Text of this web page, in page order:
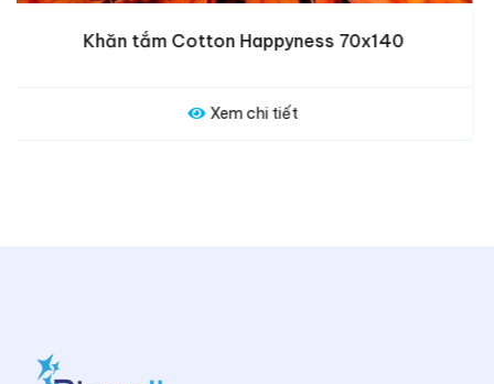
Khăn tắm Lamona 70x140
Xem chi tiết